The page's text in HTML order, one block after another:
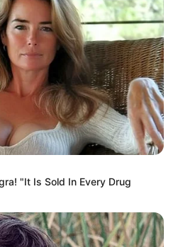
"It Is Sold In Every Drug